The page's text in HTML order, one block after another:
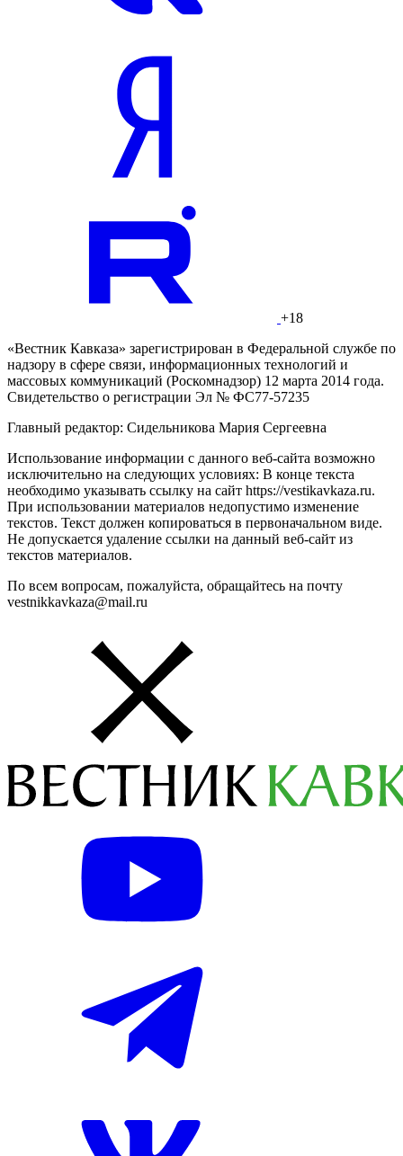
+18
«Вестник Кавказа» зарегистрирован в Федеральной службе по
надзору в сфере связи, информационных технологий и
массовых коммуникаций (Роскомнадзор) 12 марта 2014 года.
Свидетельство о регистрации Эл № ФС77-57235
Главный редактор: Сидельникова Мария Сергеевна
Использование информации с данного веб-сайта возможно
исключительно на следующих условиях: В конце текста
необходимо указывать ссылку на сайт https://vestikavkaza.ru.
При использовании материалов недопустимо изменение
текстов. Текст должен копироваться в первоначальном виде.
Не допускается удаление ссылки на данный веб-сайт из
текстов материалов.
По всем вопросам, пожалуйста, обращайтесь на почту
vestnikkavkaza@mail.ru